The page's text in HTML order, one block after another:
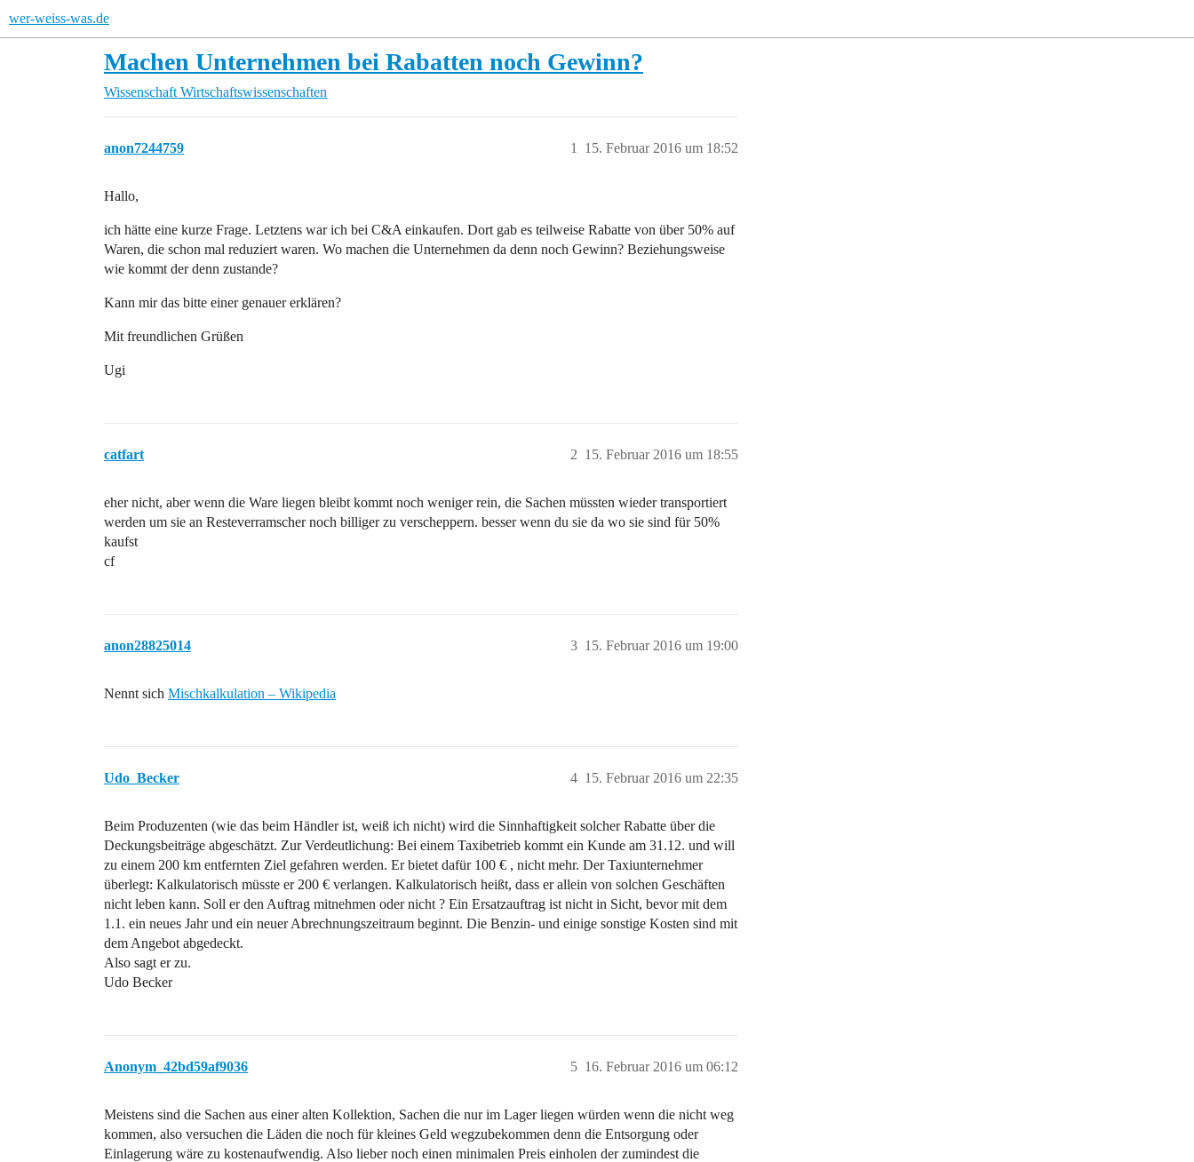
wer-weiss-was.de
Machen Unternehmen bei Rabatten noch Gewinn?
Wissenschaft Wirtschaftswissenschaften
anon7244759 15. Februar 2016 um 18:52
1
Hallo,
ich hätte eine kurze Frage. Letztens war ich bei C&A einkaufen. Dort gab es teilweise Rabatte von über 50% auf
Waren, die schon mal reduziert waren. Wo machen die Unternehmen da denn noch Gewinn? Beziehungsweise
wie kommt der denn zustande?
Kann mir das bitte einer genauer erklären?
Mit freundlichen Grüßen
Ugi
catfart 15. Februar 2016 um 18:55
2
eher nicht, aber wenn die Ware liegen bleibt kommt noch weniger rein, die Sachen müssten wieder transportiert
werden um sie an Resteverramscher noch billiger zu verscheppern. besser wenn du sie da wo sie sind für 50%
kaufst
cf
anon28825014 15. Februar 2016 um 19:00
3
Nennt sich Mischkalkulation – Wikipedia
Udo_Becker 15. Februar 2016 um 22:35
4
Beim Produzenten (wie das beim Händler ist, weiß ich nicht) wird die Sinnhaftigkeit solcher Rabatte über die
Deckungsbeiträge abgeschätzt. Zur Verdeutlichung: Bei einem Taxibetrieb kommt ein Kunde am 31.12. und will
zu einem 200 km entfernten Ziel gefahren werden. Er bietet dafür 100 € , nicht mehr. Der Taxiunternehmer
überlegt: Kalkulatorisch müsste er 200 € verlangen. Kalkulatorisch heißt, dass er allein von solchen Geschäften
nicht leben kann. Soll er den Auftrag mitnehmen oder nicht ? Ein Ersatzauftrag ist nicht in Sicht, bevor mit dem
1.1. ein neues Jahr und ein neuer Abrechnungszeitraum beginnt. Die Benzin- und einige sonstige Kosten sind mit
dem Angebot abgedeckt.
Also sagt er zu.
Udo Becker
Anonym_42bd59af9036 16. Februar 2016 um 06:12
5
Meistens sind die Sachen aus einer alten Kollektion, Sachen die nur im Lager liegen würden wenn die nicht weg
kommen, also versuchen die Läden die noch für kleines Geld wegzubekommen denn die Entsorgung oder
Einlagerung wäre zu kostenaufwendig. Also lieber noch einen minimalen Preis einholen der zumindest die